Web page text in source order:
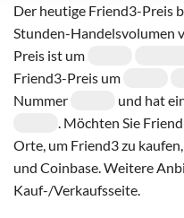
Der heutige Friend3-Preis
Stunden-Handelsvolumen
Preis ist um
Friend3-Preis um
Nummer
und hat
. Möchten Sie
Orte, um Friend3 zu
und Coinbase. Weitere
Kauf-/Verkaufsseite.